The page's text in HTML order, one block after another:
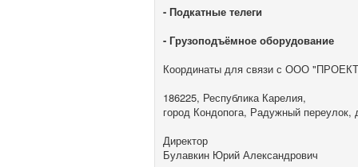
- Подкатные телеги
- Грузоподъёмное оборудование
Координаты для связи с ООО
186225, Республика Карелия,
город Кондопога, Радужный переулок,
Директор
Булавкин Юрий Александрович